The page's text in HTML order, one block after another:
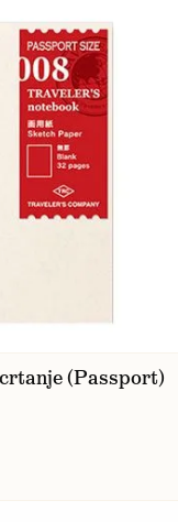
(Passport)